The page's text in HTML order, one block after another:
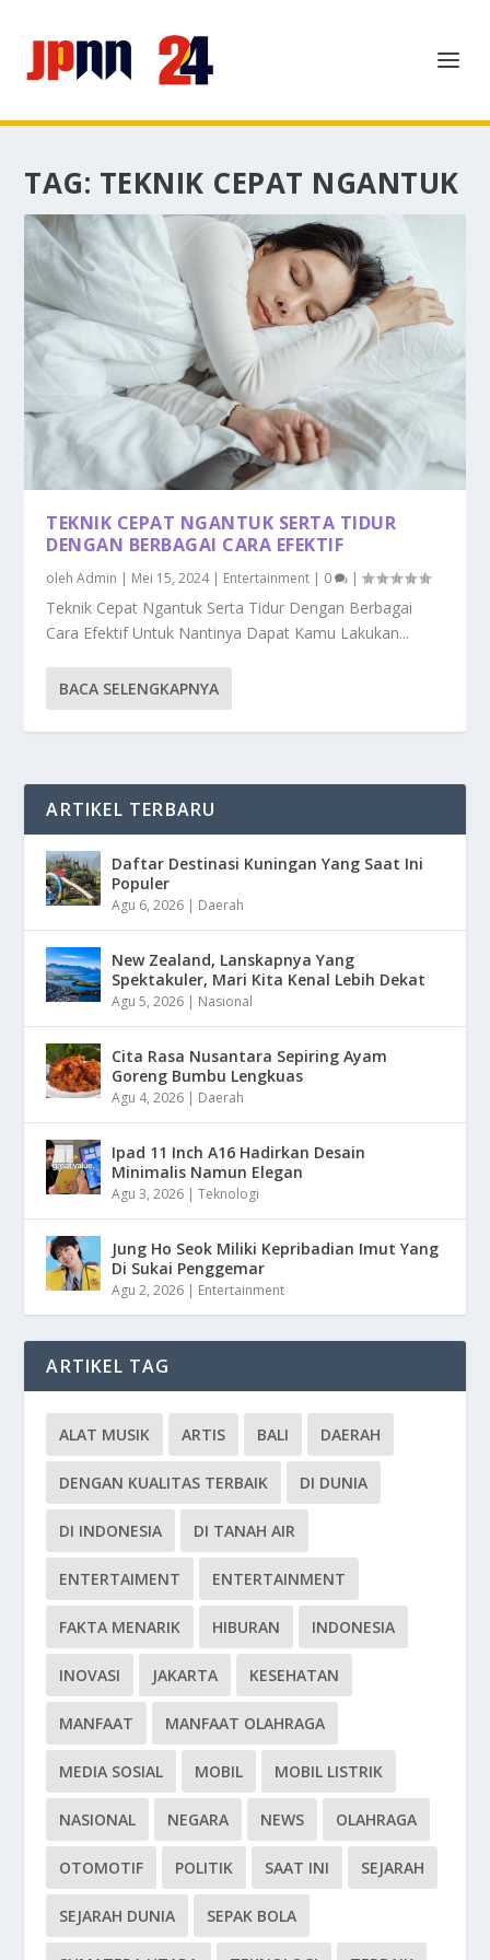
TAG: TEKNIK CEPAT NGANTUK
TEKNIK CEPAT NGANTUK SERTA TIDUR
DENGAN BERBAGAI CARA EFEKTIF
olehAdmin | Mei 15, 2024| Entertainment | 0 |
Teknik Cepat Ngantuk Serta Tidur Dengan Berbagai
Cara Efektif Untuk Nantinya Dapat Kamu Lakukan...
BACA SELENGKAPNYA
ARTIKEL TERBARU
Daftar Destinasi Kuningan Yang Saat Ini
Populer
Agu 6, 2026 | Daerah
New Zealand, Lanskapnya Yang
Spektakuler, Mari Kita Kenal Lebih Dekat
Agu 5, 2026 | Nasional
Cita Rasa Nusantara Sepiring Ayam
Goreng Bumbu Lengkuas
Agu 4, 2026 | Daerah
Ipad 11 Inch A16 Hadirkan Desain
Minimalis Namun Elegan
Agu 3, 2026 |Teknologi
Jung Ho Seok Miliki Kepribadian Imut Yang
Di Sukai Penggemar
Agu 2, 2026 | Entertainment
ARTIKEL TAG
ALAT MUSIK ARTIS BALI DAERAH
DENGAN KUALITAS TERBAIK DI DUNIA
DI INDONESIA DI TANAH AIR
ENTERTAIMENT ENTERTAINMENT
FAKTA MENARIK HIBURAN INDONESIA
INOVASI JAKARTA KESEHATAN
MANFAAT MANFAAT OLAHRAGA
MEDIA SOSIAL MOBIL MOBIL LISTRIK
NASIONAL NEGARA NEWS OLAHRAGA
OTOMOTIF POLITIK SAAT INI SEJARAH
SEJARAH DUNIA SEPAK BOLA